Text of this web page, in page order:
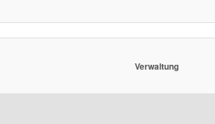
Verwaltung